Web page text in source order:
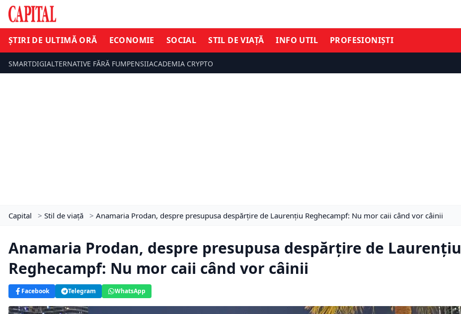
ȘTIRI DE ULTIMĂ ORĂ ECONOMIE SOCIAL STIL DE VIAȚĂ INFO UTIL PROFESIONIȘTI
SMARTDIGIALTERNATIVE FĂRĂ FUMPENSIIACADEMIA CRYPTO
Capital > Stil de viață > Anamaria Prodan, despre presupusa despărțire de Laurențiu Reghecampf: Nu mor caii când vor câinii
Anamaria Prodan, despre presupusa despărțire de Laurențiu
Reghecampf: Nu mor caii când vor câinii
Facebook Telegram WhatsApp